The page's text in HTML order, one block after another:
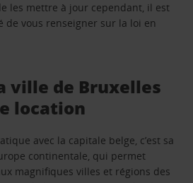
les mettre à jour cependant, il est
de vous renseigner sur la loi en
ville de Bruxelles
location
avec la capitale belge, c’est sa
continentale, qui permet
magnifiques villes et régions des